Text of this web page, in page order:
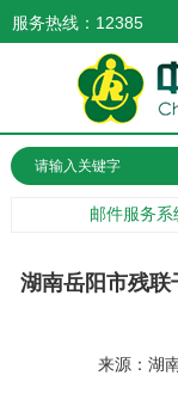
服务热线：12385
邮件服务系
湖南岳阳市残联
来源：湖